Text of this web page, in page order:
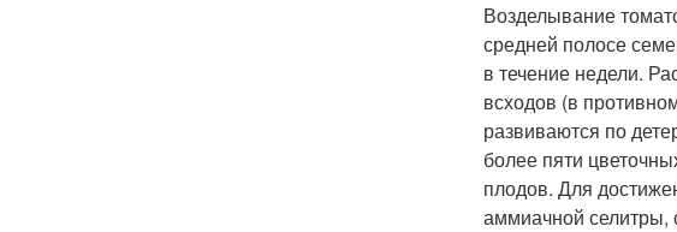
Возделывание
средней полосе
в течение недели.
всходов (в
развиваются по
более пяти
плодов. Для
аммиачной